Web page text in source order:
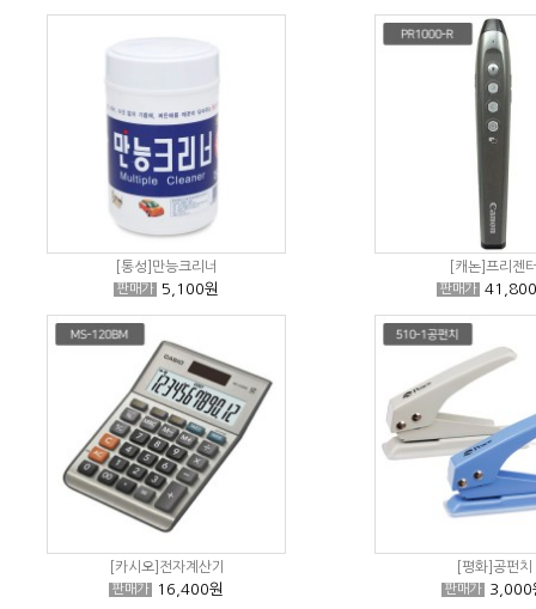
[통성]만능크리너
판매가 5,100원
[캐논]프리젠
판매가
[카시오]전자계산기
판매가 16,400원
[평화]공펀치
판매가 3,000